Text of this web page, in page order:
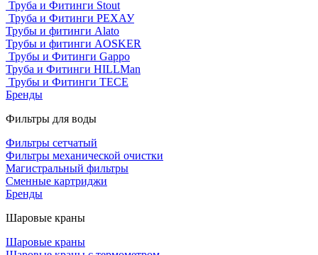
Труба и Фитинги Stout
Труба и Фитинги РЕХАУ
Трубы и фитинги Alato
Трубы и фитинги AOSKER
Трубы и Фитинги Gappo
Труба и Фитинги HILLMan
Трубы и Фитинги TECE
Бренды
Фильтры для воды
Фильтры сетчатый
Фильтры механической очистки
Магистральный фильтры
Сменные картриджи
Бренды
Шаровые краны
Шаровые краны